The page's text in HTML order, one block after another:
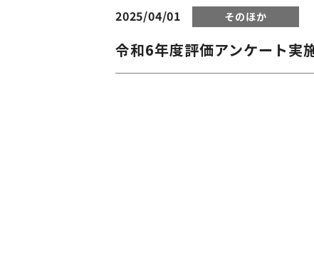
2025/04/01 そのほか
令和6年度評価アンケート実